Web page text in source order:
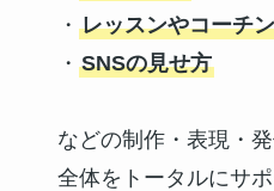
・ レッスンやコーチ
・ SNSの見せ方
などの制作・表現・
全体をトータルにサポ